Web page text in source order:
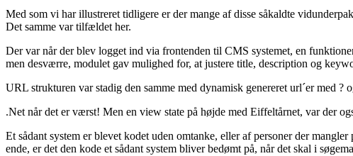
Med som vi har illustreret tidligere er der mange af disse såkaldte
Det samme var tilfældet her.
Der var når der blev logget ind via frontenden til CMS systemet, en
men desværre, modulet gav mulighed for, at justere title, description og
URL strukturen var stadig den samme med dynamisk genereret url´er med
.Net når det er værst! Men en view state på højde med Eiffeltårnet, var der
Et sådant system er blevet kodet uden omtanke, eller af personer der
ende, er det den kode et sådant system bliver bedømt på, når det skal i